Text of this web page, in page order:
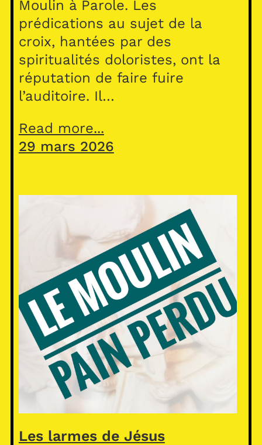
Moulin à Parole. Les
prédications au sujet de la
croix, hantées par des
spiritualités doloristes, ont la
réputation de faire fuire
l’auditoire. Il…
Read more...
29 mars 2026
Les larmes de Jésus